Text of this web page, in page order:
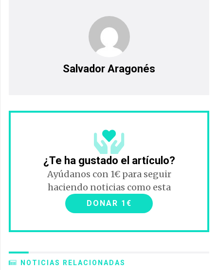
Salvador Aragonés
¿Te ha gustado el artículo?
Ayúdanos con 1€ para seguir
haciendo noticias como esta
DONAR 1€
NOTICIAS RELACIONADAS